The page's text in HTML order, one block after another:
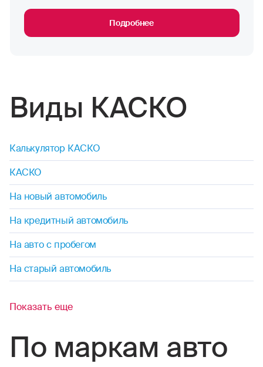
Подробнее
Виды КАСКО
Калькулятор КАСКО
КАСКО
На новый автомобиль
На кредитный автомобиль
На авто с пробегом
На старый автомобиль
Показать еще
По маркам авто